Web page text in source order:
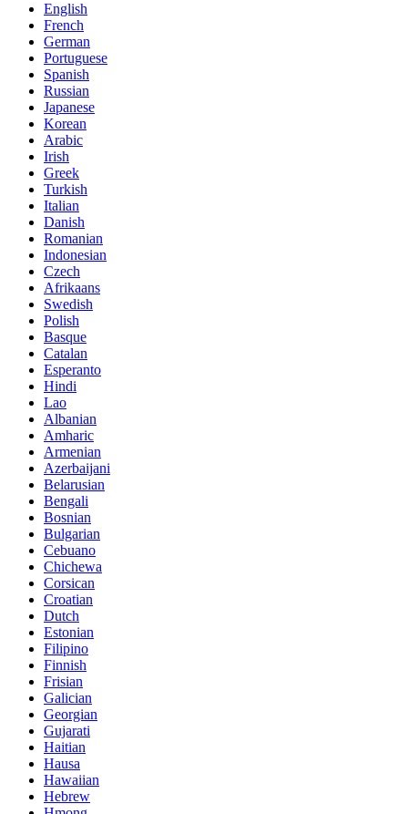
English
French
German
Portuguese
Spanish
Russian
Japanese
Korean
Arabic
Irish
Greek
Turkish
Italian
Danish
Romanian
Indonesian
Czech
Afrikaans
Swedish
Polish
Basque
Catalan
Esperanto
Hindi
Lao
Albanian
Amharic
Armenian
Azerbaijani
Belarusian
Bengali
Bosnian
Bulgarian
Cebuano
Chichewa
Corsican
Croatian
Dutch
Estonian
Filipino
Finnish
Frisian
Galician
Georgian
Gujarati
Haitian
Hausa
Hawaiian
Hebrew